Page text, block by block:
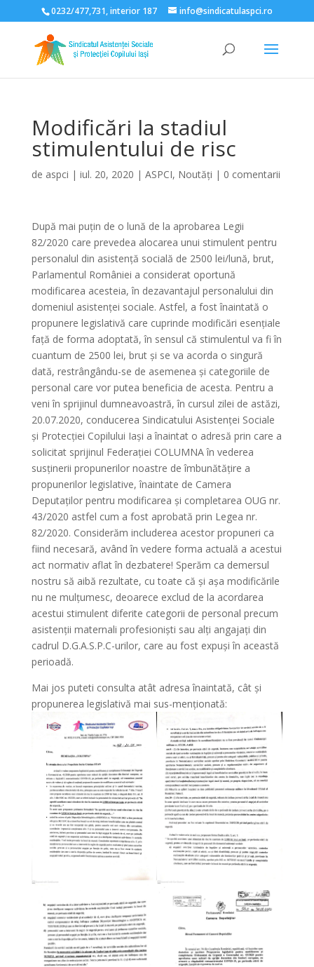
Deschide bara de unelte
0232/477,731, interior 187 info@sindicatulaspci.ro
Modificări la stadiul
stimulentului de risc
de aspci | iul. 20, 2020 | ASPCI, Noutăți | 0 comentarii
După mai puțin de o lună de la aprobarea Legii
82/2020 care prevedea alocarea unui stimulent pentru
personalul din asistență socială de 2500 lei/lună, brut,
Parlamentul României a considerat oportună
modificarea acesteia, în dezavantajul personalului din
domeniul asistenței sociale. Astfel, a fost înaintată o
propunere legislativă care cuprinde modificări esențiale
față de forma adoptată, în sensul că stimulentul va fi în
cuantum de 2500 lei, brut și se va acorda o singură
dată, restrângându-se de asemenea și categoriile de
personal care vor putea beneficia de acesta. Pentru a
veni în sprijinul dumneavoastră, în cursul zilei de astăzi,
20.07.2020, conducerea Sindicatului Asistenței Sociale
și Protecției Copilului Iași a înaintat o adresă prin care a
solicitat sprijinul Federației COLUMNA în vederea
susținerii propunerilor noastre de îmbunătățire a
propunerilor legislative, înaintate de Camera
Deputaților pentru modificarea și completarea OUG nr.
43/2020 astfel cum a fost aprobată prin Legea nr.
82/2020. Considerăm includerea acestor propuneri ca
fiind necesară, având în vedere forma actuală a acestui
act normativ aflat în dezbatere! Sperăm ca demersul
nostru să aibă rezultate, cu toate că și așa modificările
nu ne mulțumesc, deoarece exclud de la acordarea
acestui stimulent diferite categorii de personal precum
asistenții maternali profesioniști sau alți angajați din
cadrul D.G.A.S.P.C-urilor, care au fost expuși în această
perioadă.
Mai jos puteti consulta atât adresa înaintată, cât și
propunerea legislativă mai sus-menționată: